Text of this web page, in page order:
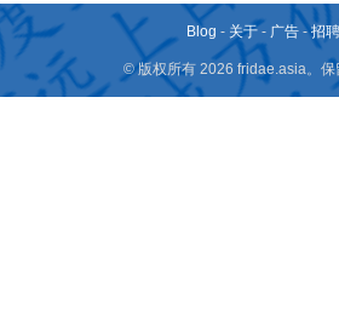
Blog - 关于 - 广告 -招
© 版权所有 2026 fridae.asia。